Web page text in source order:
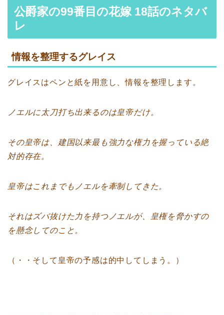
公爵家の99番目の花嫁 18話のネタバ
レ
情報を整理するグレイス
グレイスはペンと紙を用意し、情報を整理します。
ノエルに太刀打ち出来るのは皇帝だけ。
その皇帝は、建国以来最も強力な権力を握っている絶
対的存在。
皇帝はこれまでもノエルを牽制してきた。
それはズバ抜けた力を持つノエルが、皇権を脅かすの
を懸念してのこと。
（・・そして皇帝の予感は的中してしまう。）